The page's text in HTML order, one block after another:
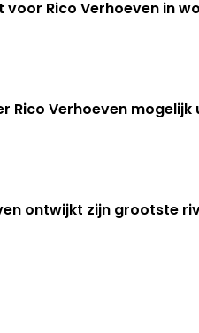
voor Rico Verhoeven in
Rico Verhoeven mogelijk
ontwijkt zijn grootste